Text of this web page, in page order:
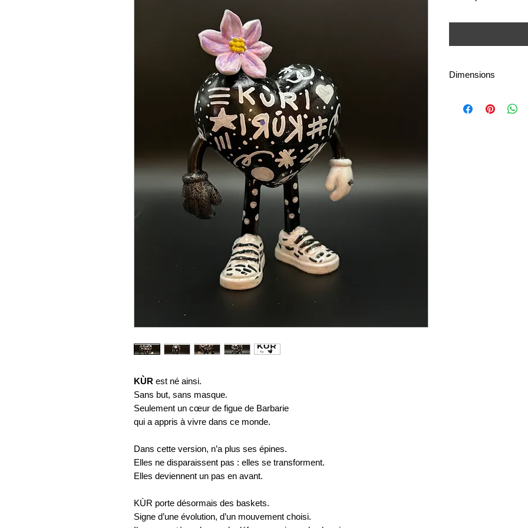
KÙR est né ainsi.
Sans but, sans masque.
Seulement un cœur de figue de Barbarie
qui a appris à vivre dans ce monde.
Dans cette version, n’a plus ses épines.
Elles ne disparaissent pas : elles se transforment.
Elles deviennent un pas en avant.
KÙR porte désormais des baskets.
Signe d’une évolution, d’un mouvement choisi.
Dimensions